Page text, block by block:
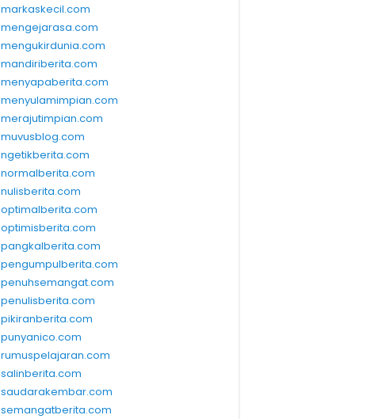
markaskecil.com
mengejarasa.com
mengukirdunia.com
mandiriberita.com
menyapaberita.com
menyulamimpian.com
merajutimpian.com
muvusblog.com
ngetikberita.com
normalberita.com
nulisberita.com
optimalberita.com
optimisberita.com
pangkalberita.com
pengumpulberita.com
penuhsemangat.com
penulisberita.com
pikiranberita.com
punyanico.com
rumuspelajaran.com
salinberita.com
saudarakembar.com
semangatberita.com